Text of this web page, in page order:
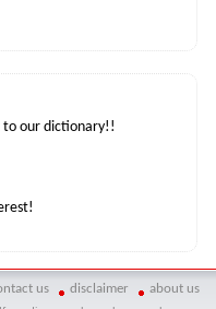
to our dictionary!!
us disclaimer about us